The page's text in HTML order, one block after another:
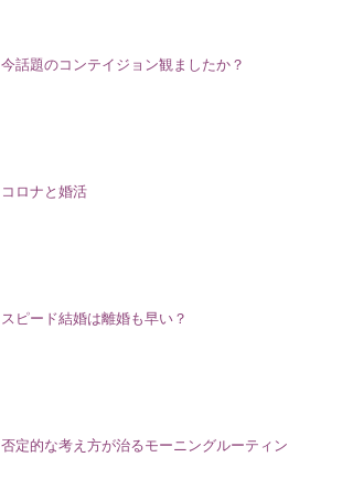
今話題のコンテイジョン観ましたか？
コロナと婚活
スピード結婚は離婚も早い？
否定的な考え方が治るモーニングルーティン